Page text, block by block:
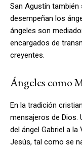
San Agustín también
desempeñan los
ángeles son
encargados de
creyentes.
Ángeles como
En la tradición
mensajeros de Dios.
del ángel Gabriel a
Jesús, tal como se